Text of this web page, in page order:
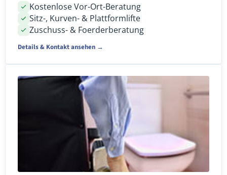
Kostenlose Vor-Ort-Beratung
Sitz-, Kurven- & Plattformlifte
Zuschuss- & Foerderberatung
Details & Kontakt ansehen →